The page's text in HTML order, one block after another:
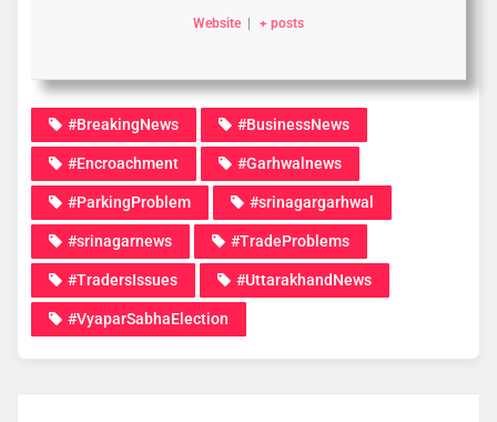
Website + posts
#BreakingNews #BusinessNews
#Encroachment #Garhwalnews
#ParkingProblem #srinagargarhwal
#srinagarnews #TradeProblems
#TradersIssues #UttarakhandNews
#VyaparSabhaElection